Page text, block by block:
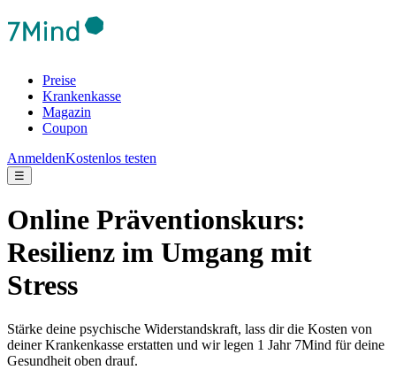
Preise
Krankenkasse
Magazin
Coupon
AnmeldenKostenlos testen
☰
Online Präventionskurs:
Resilienz im Umgang mit
Stress
Stärke deine psychische Widerstandskraft, lass dir die Kosten von
deiner Krankenkasse erstatten und wir legen 1 Jahr 7Mind für deine
Gesundheit oben drauf.